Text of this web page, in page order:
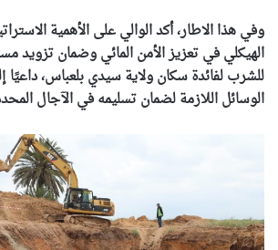
وفي هذا الاطار، أكد الوالي على الأهمية
الهيكلي في تعزيز الأمن المائي وضمان تزويد
للشرب لفائدة سكان ولاية سيدي بلعباس،
الوسائل اللازمة لضمان تسليمه في الآجال